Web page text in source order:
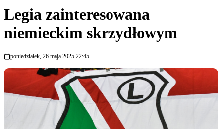
Legia zainteresowana
niemieckim skrzydłowym
poniedziałek, 26 maja 2025 22:45